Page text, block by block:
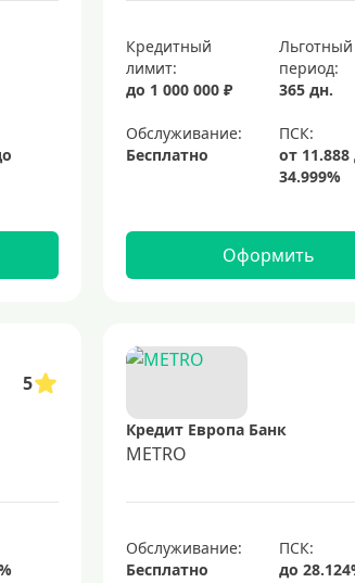
Кредитный
лимит:
до 1 000 000 ₽
Льготный
период:
365 дн.
Обслуживание:
Бесплатно
Оформить
5
Кредит Европа Банк
METRO
Обслуживание:
Бесплатно